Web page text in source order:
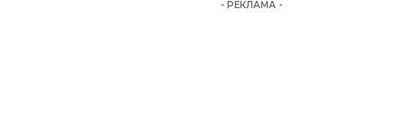
- РЕКЛАМА -